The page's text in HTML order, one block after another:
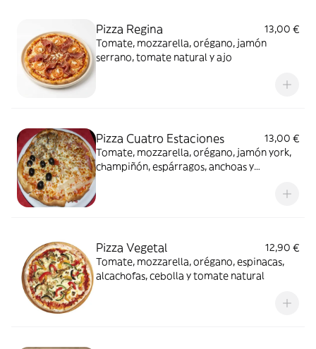
Pizza Regina
13,00 €
Tomate, mozzarella, orégano, jamón
serrano, tomate natural y ajo
Pizza Cuatro Estaciones
13,00 €
Tomate, mozzarella, orégano, jamón york,
champiñón, espárragos, anchoas y
Pizza Vegetal
12,90 €
Tomate, mozzarella, orégano, espinacas,
alcachofas, cebolla y tomate natural